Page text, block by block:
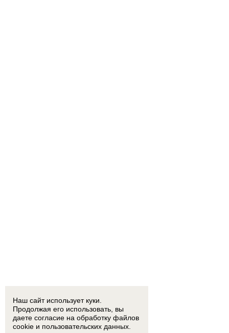
Наш сайт использует куки.
Продолжая его использовать, вы
даете согласие на обработку файлов
cookie и пользовательских данных.